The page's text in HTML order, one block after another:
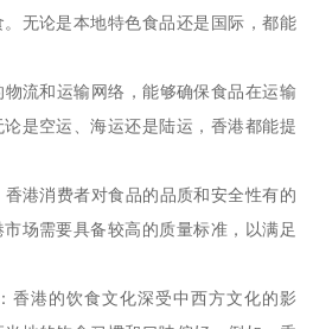
无论是本地特色食品还是国际，都能
流和运输网络，能够确保食品在运输
是空运、海运还是陆运，香港都能提
港消费者对食品的品质和安全性有的
场需要具备较高的质量标准，以满足
香港的饮食文化深受中西方文化的影